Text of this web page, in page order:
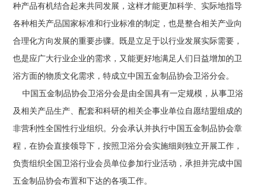
种产品有机结合起来共同发展，这样才能更加科学、实际地指导
各种相关产品国家标准和行业标准的制定，也是整合相关产业向
合理化方向发展的重要步骤。既是立足于以行业发展实际需要，
也是应广大行业企业的需求，又能更好地满足人们日益增加的卫
浴方面的物质文化需求，特成立中国五金制品协会卫浴分会。
中国五金制品协会卫浴分会是由全国具有一定规模，从事卫浴
及相关产品生产、配套和科研的相关企事业单位自愿结盟组成的
非营利性全国性行业组织。分会承认并执行中国五金制品协会章
程，在协会直接领导下，按照卫浴分会实施细则独立开展工作，
负责组织全国卫浴行业会员单位参加行业活动，承担并完成中国
五金制品协会布置和下达的各项工作。